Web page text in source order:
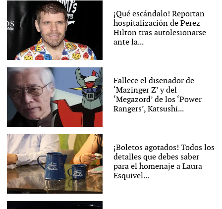
¡Qué escándalo! Reportan
hospitalización de Perez
Hilton tras autolesionarse
ante la...
Fallece el diseñador de
‘Mazinger Z’ y del
‘Megazord’ de los ‘Power
Rangers’, Katsushi...
¡Boletos agotados! Todos los
detalles que debes saber
para el homenaje a Laura
Esquivel...